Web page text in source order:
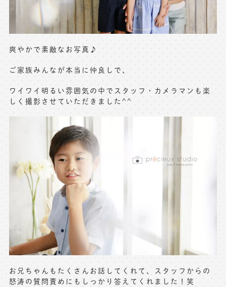
マイページへログインする
無料会員登録はこちら
爽やかで素敵なお写真♪
ご家族みんなが本当に仲良しで、
ワイワイ明るい雰囲気の中でスタッフ・カメラマンも楽
しく撮影させていただきました^^
お兄ちゃんもたくさんお話してくれて、スタッフからの
怒涛の質問責めにもしっかり答えてくれました！笑